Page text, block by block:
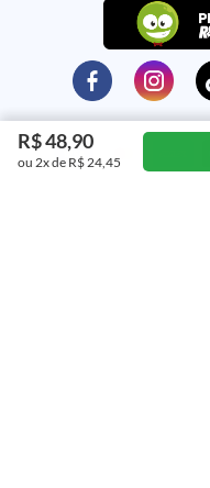
R$ 48,90
ou 2x de R$ 24,45